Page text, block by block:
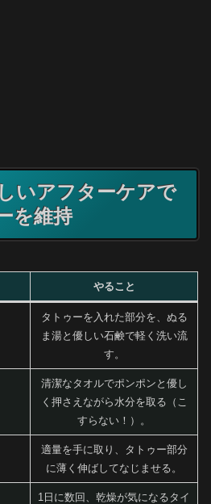
いアフターケアで
を維持
やること
タトゥーを入れた部分を、ぬる
ま湯と優しい石鹸で軽く洗い流
す。
清潔なタオルでポンポンと優し
く押さえながら水分を取る（こ
すらない！）。
適量を手に取り、タトゥー部分
に薄く伸ばしてなじませる。
1日に数回、乾燥が気になるタイ